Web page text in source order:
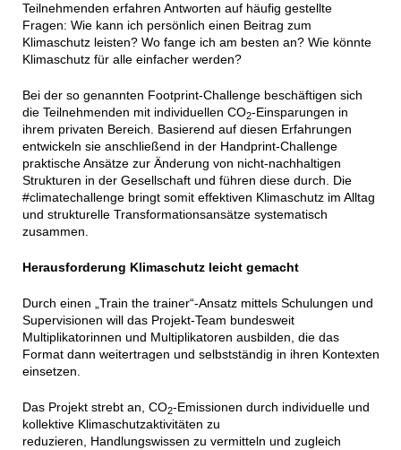
Teilnehmenden erfahren Antworten auf häufig gestellte
Fragen: Wie kann ich persönlich einen Beitrag zum
Klimaschutz leisten? Wo fange ich am besten an? Wie könnte
Klimaschutz für alle einfacher werden?
Bei der so genannten Footprint-Challenge beschäftigen sich
die Teilnehmenden mit individuellen CO2-Einsparungen in
ihrem privaten Bereich. Basierend auf diesen Erfahrungen
entwickeln sie anschließend in der Handprint-Challenge
praktische Ansätze zur Änderung von nicht-nachhaltigen
Strukturen in der Gesellschaft und führen diese durch. Die
#climatechallenge bringt somit effektiven Klimaschutz im Alltag
und strukturelle Transformationsansätze systematisch
zusammen.
Herausforderung Klimaschutz leicht gemacht
Durch einen „Train the trainer“-Ansatz mittels Schulungen und
Supervisionen will das Projekt-Team bundesweit
Multiplikatorinnen und Multiplikatoren ausbilden, die das
Format dann weitertragen und selbstständig in ihren Kontexten
einsetzen.
Das Projekt strebt an, CO2-Emissionen durch individuelle und
kollektive Klimaschutzaktivitäten zu
reduzieren, Handlungswissen zu vermitteln und zugleich